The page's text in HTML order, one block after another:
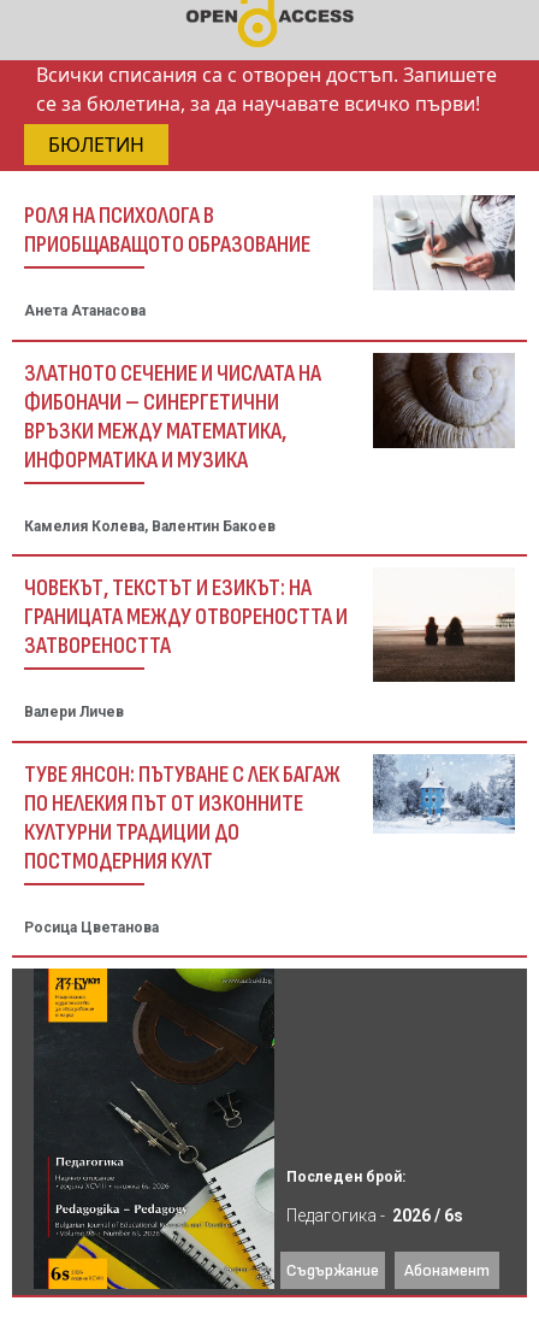
Всички списания са с отворен достъп. Запишете
се за бюлетина, за да научавате всичко първи!
БЮЛЕТИН
РОЛЯ НА ПСИХОЛОГА В
ПРИОБЩАВАЩОТО ОБРАЗОВАНИЕ
Анета Атанасова
ЗЛАТНОТО СЕЧЕНИЕ И ЧИСЛАТА НА
ФИБОНАЧИ – СИНЕРГЕТИЧНИ
ВРЪЗКИ МЕЖДУ МАТЕМАТИКА,
ИНФОРМАТИКА И МУЗИКА
Камелия Колева, Валентин Бакоев
ЧОВЕКЪТ, ТЕКСТЪТ И ЕЗИКЪТ: НА
ГРАНИЦАТА МЕЖДУ ОТВОРЕНОСТТА И
ЗАТВОРЕНОСТТА
Валери Личев
ТУВЕ ЯНСОН: ПЪТУВАНЕ С ЛЕК БАГАЖ
ПО НЕЛЕКИЯ ПЪТ ОТ ИЗКОННИТЕ
КУЛТУРНИ ТРАДИЦИИ ДО
ПОСТМОДЕРНИЯ КУЛТ
Росица Цветанова
Последен брой:
Педагогика - 2026 / 6s
Съдържание Абонамент